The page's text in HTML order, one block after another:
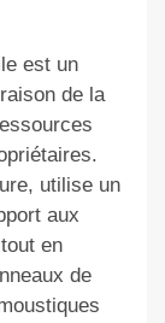
est un
de la
utilise un
aux
en
de